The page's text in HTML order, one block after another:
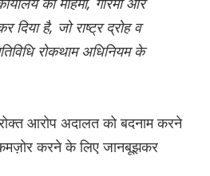
दिया है, जो राष्ट्र द्रोह व
रोकथाम अधिनियम के
आरोप अदालत को बदनाम करने
करने के लिए जानबूझकर